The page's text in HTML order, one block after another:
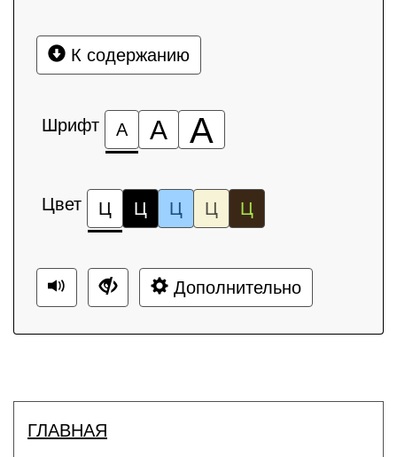
К содержанию
Шрифт А А А
Цвет Ц Ц Ц Ц Ц
Дополнительно
ГЛАВНАЯ